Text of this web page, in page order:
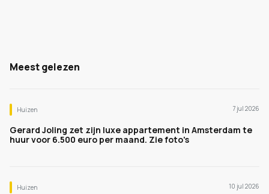
Meest gelezen
Huizen 7 jul 2026
Gerard Joling zet zijn luxe appartement in Amsterdam te
huur voor 6.500 euro per maand. Zie foto's
Huizen 10 jul 2026